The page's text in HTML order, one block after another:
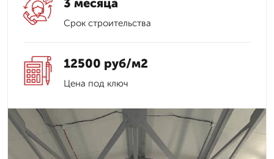
Срок строительства
12500 руб/м2
Цена под ключ